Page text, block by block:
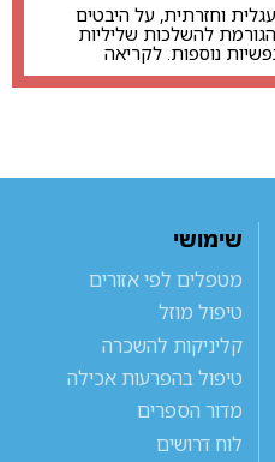
וחזרתית, על היבטים
להשלכות שליליות
נוספות. לקריאה
שימושי
מטפלים לפי אזורים
טיפול מוזל
קליניקות להשכרה
טיפול בהפרעות אכילה
מדור הספרים
לוח דרושים